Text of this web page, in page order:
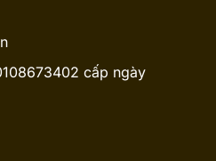
cấp ngày